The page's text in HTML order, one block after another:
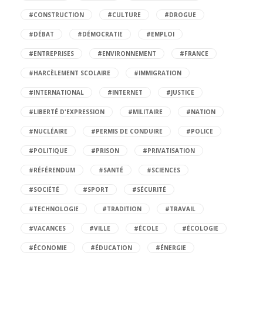
#CONSTRUCTION #CULTURE #DROGUE
#DÉBAT #DÉMOCRATIE #EMPLOI
#ENTREPRISES #ENVIRONNEMENT #FRANCE
#HARCÈLEMENT SCOLAIRE #IMMIGRATION
#INTERNATIONAL #INTERNET #JUSTICE
#LIBERTÉ D'EXPRESSION #MILITAIRE #NATION
#NUCLÉAIRE #PERMIS DE CONDUIRE #POLICE
#POLITIQUE #PRISON #PRIVATISATION
#RÉFÉRENDUM #SANTÉ #SCIENCES
#SOCIÉTÉ #SPORT #SÉCURITÉ
#TECHNOLOGIE #TRADITION #TRAVAIL
#VACANCES #VILLE #ÉCOLE #ÉCOLOGIE
#ÉCONOMIE #ÉDUCATION #ÉNERGIE